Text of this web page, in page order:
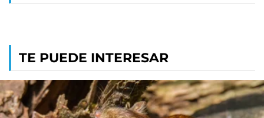
TE PUEDE INTERESAR